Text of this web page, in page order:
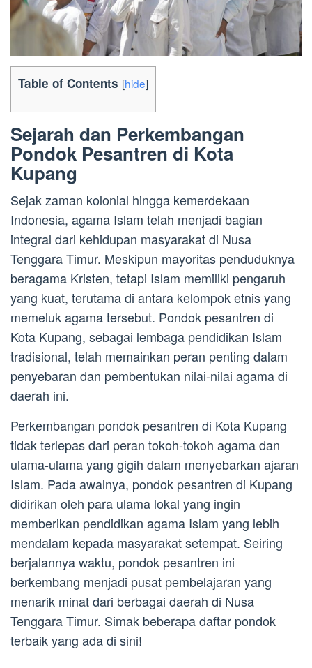
Table of Contents [hide]
Sejarah dan Perkembangan
Pondok Pesantren di Kota
Kupang
Sejak zaman kolonial hingga kemerdekaan
Indonesia, agama Islam telah menjadi bagian
integral dari kehidupan masyarakat di Nusa
Tenggara Timur. Meskipun mayoritas penduduknya
beragama Kristen, tetapi Islam memiliki pengaruh
yang kuat, terutama di antara kelompok etnis yang
memeluk agama tersebut. Pondok pesantren di
Kota Kupang, sebagai lembaga pendidikan Islam
tradisional, telah memainkan peran penting dalam
penyebaran dan pembentukan nilai-nilai agama di
daerah ini.
Perkembangan pondok pesantren di Kota Kupang
tidak terlepas dari peran tokoh-tokoh agama dan
ulama-ulama yang gigih dalam menyebarkan ajaran
Islam. Pada awalnya, pondok pesantren di Kupang
didirikan oleh para ulama lokal yang ingin
memberikan pendidikan agama Islam yang lebih
mendalam kepada masyarakat setempat. Seiring
berjalannya waktu, pondok pesantren ini
berkembang menjadi pusat pembelajaran yang
menarik minat dari berbagai daerah di Nusa
Tenggara Timur. Simak beberapa daftar pondok
terbaik yang ada di sini!